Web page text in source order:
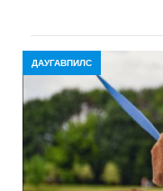
ДАУГАВПИЛС